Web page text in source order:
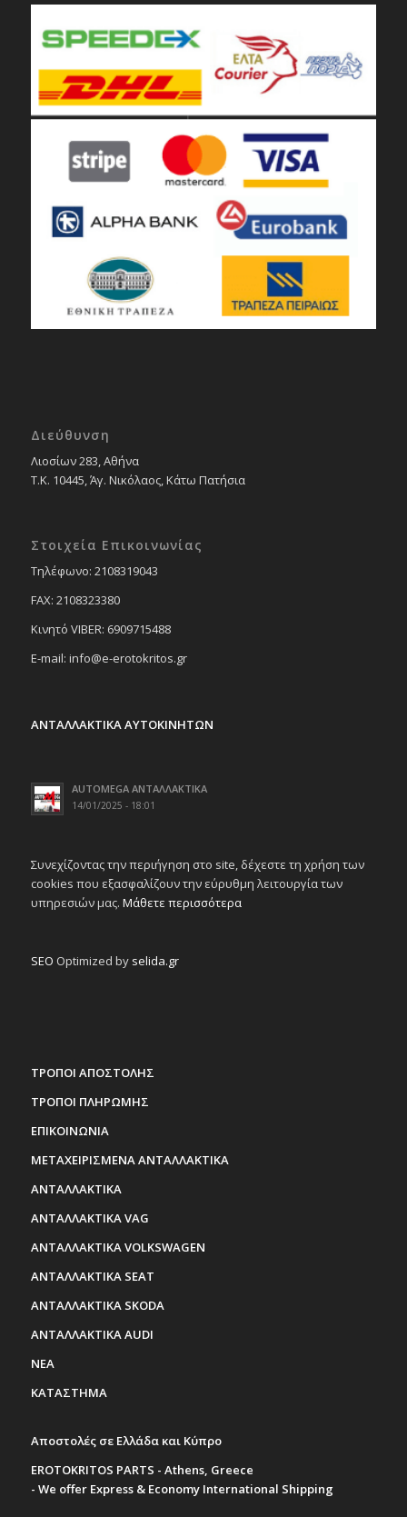
Διεύθυνση
Λιοσίων 283, Αθήνα
Τ.Κ. 10445, Άγ. Νικόλαος, Κάτω Πατήσια
Στοιχεία Επικοινωνίας
Tηλέφωνο: 2108319043
FAX: 2108323380
Κινητό VIBER: 6909715488
E-mail: info@e-erotokritos.gr
ΑΝΤΑΛΛΑΚΤΙΚΑ ΑΥΤΟΚΙΝΗΤΩΝ
AUTOMEGA ΑΝΤΑΛΛΑΚΤΙΚΑ
14/01/2025 - 18:01
Συνεχίζοντας την περιήγηση στο site, δέχεστε τη χρήση των
cookies που εξασφαλίζουν την εύρυθμη λειτουργία των
υπηρεσιών μας. Μάθετε περισσότερα
SEO Optimized by selida.gr
ΤΡΟΠΟΙ ΑΠΟΣΤΟΛΗΣ
ΤΡΟΠΟΙ ΠΛΗΡΩΜΗΣ
ΕΠΙΚΟΙΝΩΝΙΑ
ΜΕΤΑΧΕΙΡΙΣΜΕΝΑ ΑΝΤΑΛΛΑΚΤΙΚΑ
ΑΝΤΑΛΛΑΚΤΙΚΑ
ΑΝΤΑΛΛΑΚΤΙΚΑ VAG
ΑΝΤΑΛΛΑΚΤΙΚΑ VOLKSWAGEN
ΑΝΤΑΛΛΑΚΤΙΚΑ SEAT
ΑΝΤΑΛΛΑΚΤΙΚΑ SKODA
ΑΝΤΑΛΛΑΚΤΙΚΑ AUDI
ΝΕΑ
ΚΑΤΑΣΤΗΜΑ
Αποστολές σε Ελλάδα και Κύπρο
EROTOKRITOS PARTS - Athens, Greece
- We offer Express & Economy International Shipping